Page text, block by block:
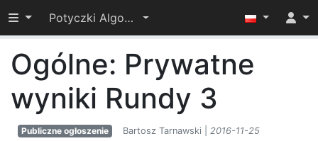
Przełącz widoczność menu
Potyczki Algorytmiczne 2016
Ogólne: Prywatne
wyniki Rundy 3
Publiczne ogłoszenie Bartosz Tarnawski | 2016-11-25